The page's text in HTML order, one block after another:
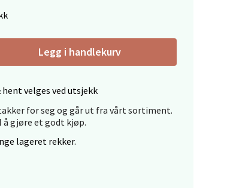
Legg i handlekurv
velges ved utsjekk
for seg og går ut fra vårt sortiment.
å gjøre et godt kjøp.
lageret rekker.